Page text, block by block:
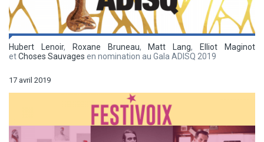
Hubert Lenoir, Roxane Bruneau, Matt Lang,
Elliot Maginot
etChoses Sauvages en nomination au Gala ADISQ 2019
17 avril 2019